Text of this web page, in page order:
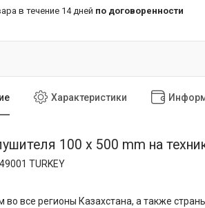
в течение 14 дней по договоренности
Характеристики
100 x 500 mm на
TURKEY
во все регионы Казахстана, а также